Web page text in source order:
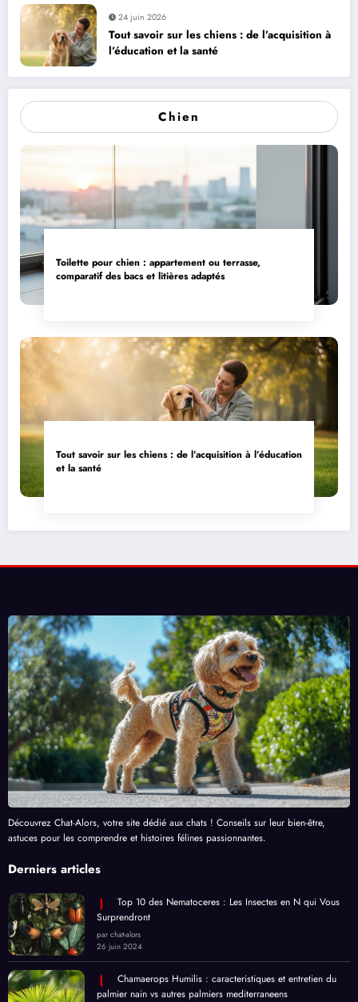
24 juin 2026
Tout savoir sur les chiens : de l’acquisition à
l’éducation et la santé
Chien
Toilette pour chien : appartement ou terrasse,
comparatif des bacs et litières adaptés
Tout savoir sur les chiens : de l’acquisition à l’éducation
et la santé
Découvrez Chat-Alors, votre site dédié aux chats ! Conseils sur leur bien-être,
astuces pour les comprendre et histoires félines passionnantes.
Derniers articles
Top 10 des Nematoceres : Les Insectes en N qui Vous
Surprendront
par chat-alors
26 juin 2024
Chamaerops Humilis : caracteristiques et entretien du
palmier nain vs autres palmiers mediterraneens